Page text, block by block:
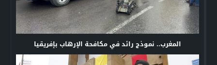
المغرب.. نموذج رائد في مكافحة الإرهاب بإفريقيا